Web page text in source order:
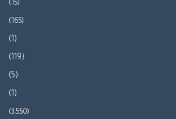
(15)
(165)
(1)
(119)
(5)
(1)
(3٬550)